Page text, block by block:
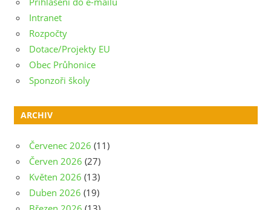
Intranet
Rozpočty
Dotace/Projekty EU
Obec Průhonice
Sponzoři školy
ARCHIV
Červenec 2026 (11)
Červen 2026 (27)
Květen 2026 (13)
Duben 2026 (19)